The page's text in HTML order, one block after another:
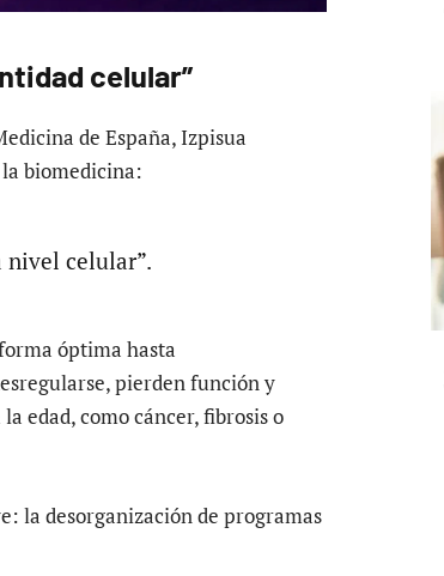
celular”
de España, Izpisua
biomedicina:
nivel celular”.
óptima hasta
pierden función y
edad, como cáncer, fibrosis o
la desorganización de programas